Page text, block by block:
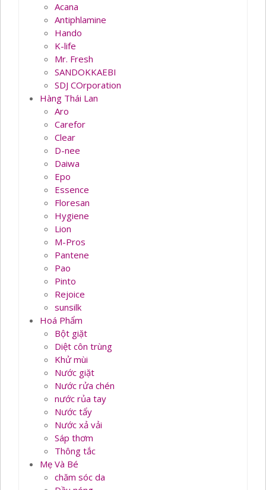
Acana
Antiphlamine
Hando
K-life
Mr. Fresh
SANDOKKAEBI
SDJ COrporation
Hàng Thái Lan
Aro
Carefor
Clear
D-nee
Daiwa
Epo
Essence
Floresan
Hygiene
Lion
M-Pros
Pantene
Pao
Pinto
Rejoice
sunsilk
Hoá Phẩm
Bột giặt
Diệt côn trùng
Khử mùi
Nước giặt
Nước rửa chén
nước rủa tay
Nước tẩy
Nước xả vải
Sáp thơm
Thông tắc
Mẹ Và Bé
chăm sóc da